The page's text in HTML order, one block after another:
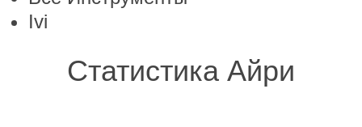
Ivi
Статистика Айри